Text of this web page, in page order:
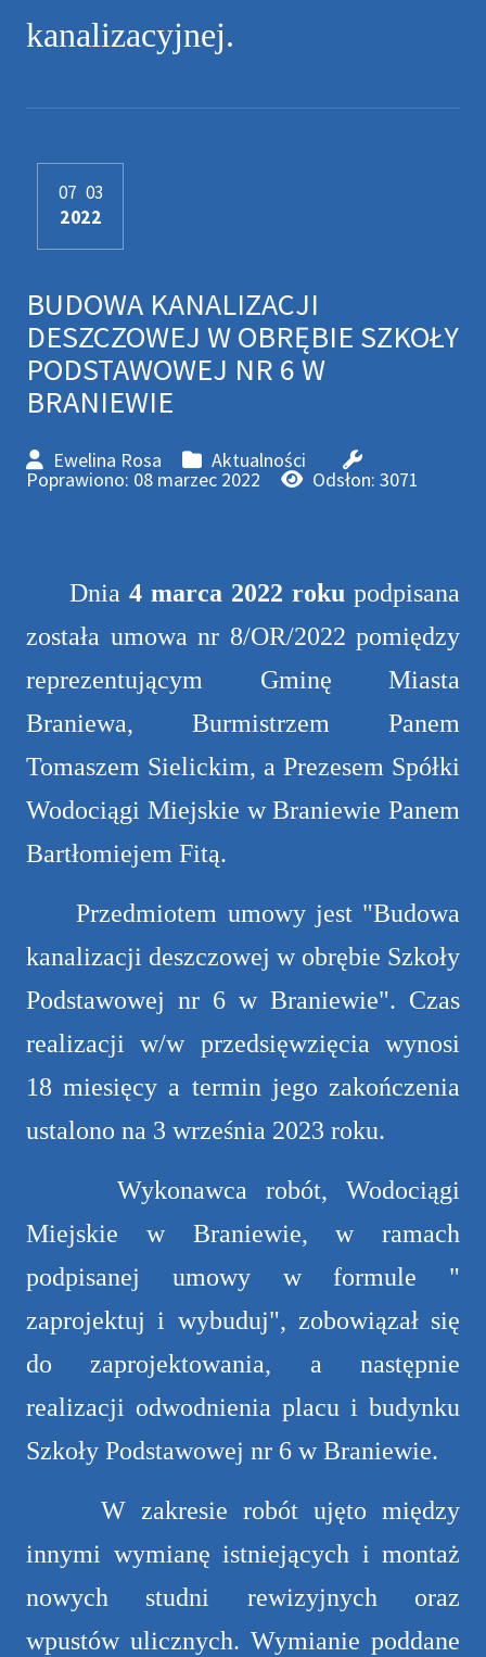
kanalizacyjnej.
BUDOWA KANALIZACJI
DESZCZOWEJ W OBRĘBIE SZKOŁY
PODSTAWOWEJ NR 6 W
BRANIEWIE
Ewelina Rosa Aktualności
07 03
2022
Poprawiono: 08 marzec 2022 Odsłon: 3071
Dnia 4 marca 2022 roku podpisana
została umowa nr 8/OR/2022 pomiędzy
reprezentującym Gminę Miasta
Braniewa, Burmistrzem Panem
Tomaszem Sielickim, a Prezesem Spółki
Wodociągi Miejskie w Braniewie Panem
Bartłomiejem Fitą.
Przedmiotem umowy jest "Budowa
kanalizacji deszczowej w obrębie Szkoły
Podstawowej nr 6 w Braniewie". Czas
realizacji w/w przedsięwzięcia wynosi
18 miesięcy a termin jego zakończenia
ustalono na 3 września 2023 roku.
Wykonawca robót, Wodociągi
Miejskie w Braniewie, w ramach
podpisanej umowy w formule "
zaprojektuj i wybuduj", zobowiązał się
do zaprojektowania, a następnie
realizacji odwodnienia placu i budynku
Szkoły Podstawowej nr 6 w Braniewie.
W zakresie robót ujęto między
innymi wymianę istniejących i montaż
nowych studni rewizyjnych oraz
wpustów ulicznych. Wymianie poddane